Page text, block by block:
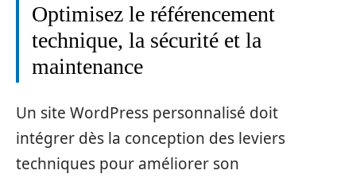
Optimisez le référencement
technique, la sécurité et la
maintenance
Un site WordPress personnalisé doit
intégrer dès la conception des leviers
techniques pour améliorer son